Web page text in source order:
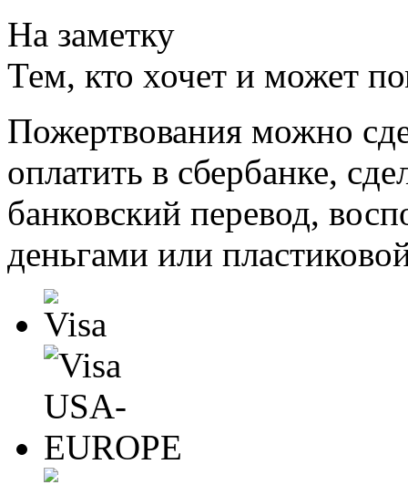
На заметку
Тем, кто хочет и может
Пожертвования можно
оплатить в сбербанке,
банковский перевод,
деньгами или